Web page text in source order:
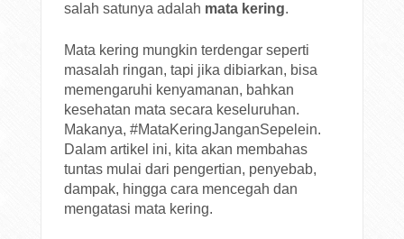
salah satunya adalah mata kering.
Mata kering mungkin terdengar seperti
masalah ringan, tapi jika dibiarkan, bisa
memengaruhi kenyamanan, bahkan
kesehatan mata secara keseluruhan.
Makanya, #MataKeringJanganSepelein.
Dalam artikel ini, kita akan membahas
tuntas mulai dari pengertian, penyebab,
dampak, hingga cara mencegah dan
mengatasi mata kering.